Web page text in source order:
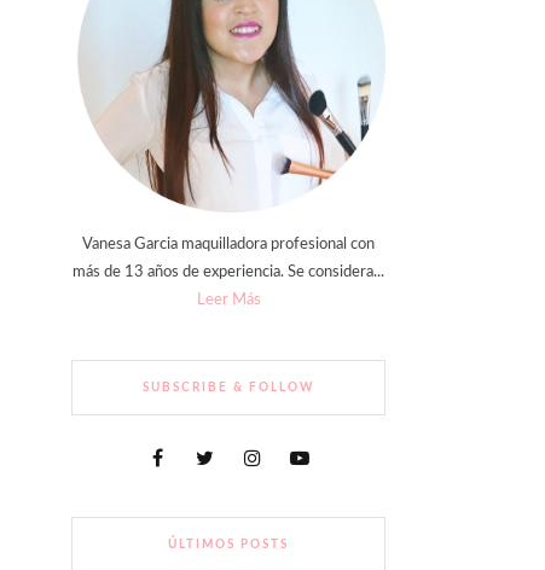
Vanesa Garcia maquilladora profesional con
más de 13 años de experiencia. Se considera...
Leer Más
SUBSCRIBE & FOLLOW
ÚLTIMOS POSTS